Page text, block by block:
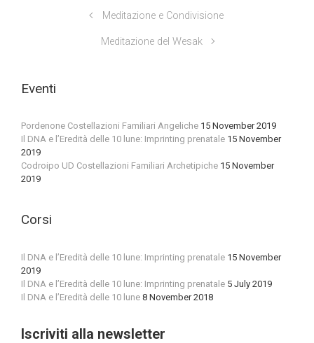
Meditazione e Condivisione
Meditazione del Wesak
Eventi
Pordenone Costellazioni Familiari Angeliche 15 November 2019
Il DNA e l’Eredità delle 10 lune: Imprinting prenatale 15 November
2019
Codroipo UD Costellazioni Familiari Archetipiche 15 November
2019
Corsi
Il DNA e l’Eredità delle 10 lune: Imprinting prenatale 15 November
2019
Il DNA e l’Eredità delle 10 lune: Imprinting prenatale 5 July 2019
Il DNA e l’Eredità delle 10 lune 8 November 2018
Iscriviti alla newsletter